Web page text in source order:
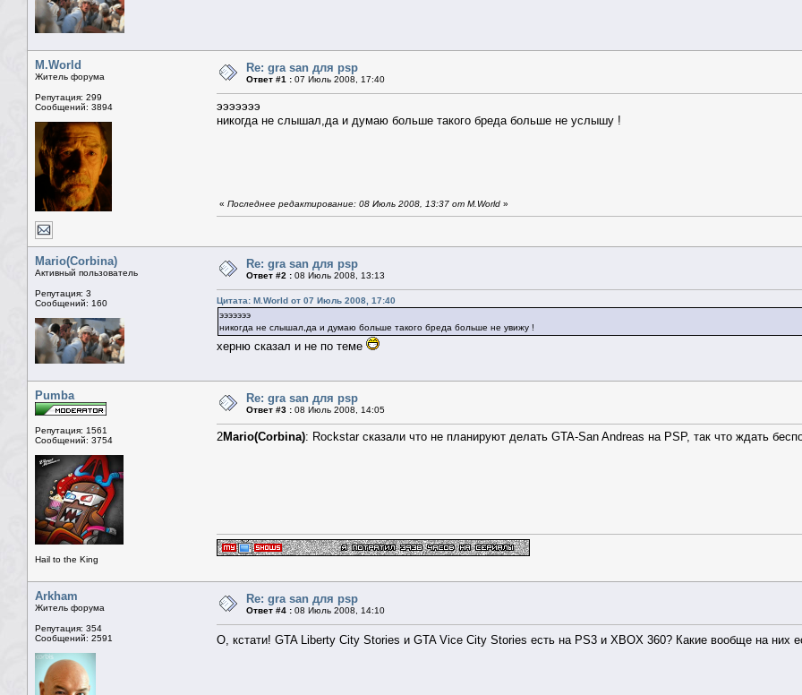
M.World
Житель форума
Репутация: 299
Сообщений: 3894
Re: gra san для psp
Ответ #1 : 07 Июль 2008, 17:40
эээээээ
никогда не слышал,да и думаю больше такого бреда больше не услышу !
« Последнее редактирование: 08 Июль 2008, 13:37 от M.World »
Mario(Corbina)
Активный пользователь
Репутация: 3
Сообщений: 160
Re: gra san для psp
Ответ #2 : 08 Июль 2008, 13:13
Цитата: M.World от 07 Июль 2008, 17:40
эээээээ
никогда не слышал,да и думаю больше такого бреда больше не увижу !
херню сказал и не по теме
Pumba
Репутация: 1561
Сообщений: 3754
Hail to the King
Re: gra san для psp
Ответ #3 : 08 Июль 2008, 14:05
2Mario(Corbina): Rockstar сказали что не планируют делать GTA-San Andreas на PSP, так что ждать
Arkham
Житель форума
Репутация: 354
Сообщений: 2591
Re: gra san для psp
Ответ #4 : 08 Июль 2008, 14:10
О, кстати! GTA Liberty City Stories и GTA Vice City Stories есть на PS3 и XBOX 360? Какие вообще на них